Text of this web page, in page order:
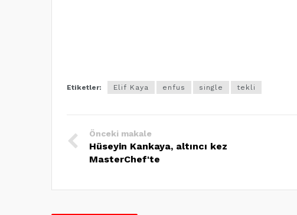
Etiketler: Elif Kaya enfus single tekli
Önceki makale
Hüseyin Kankaya, altıncı kez
MasterChef'te